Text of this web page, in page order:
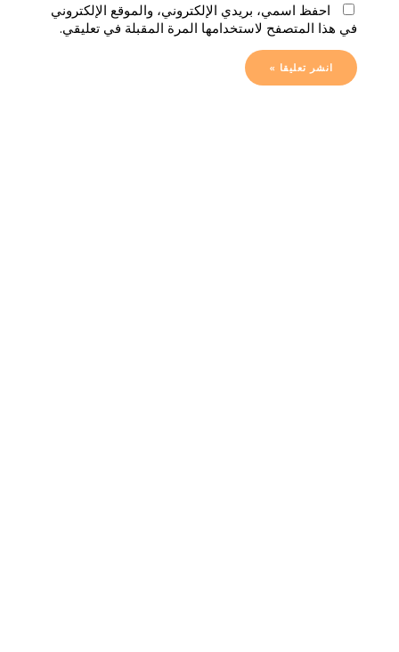
احفظ اسمي، بريدي الإلكتروني، والموقع الإلكتروني
في هذا المتصفح لاستخدامها المرة المقبلة في تعليقي.